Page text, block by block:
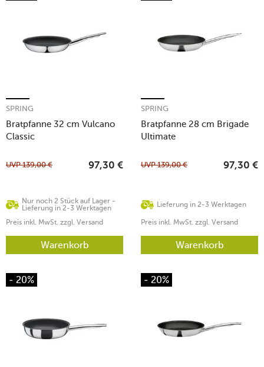
Bratpfanne 32 cm Vulcano
Classic
SPRING
Nur noch 2 Stück auf Lager -
Lieferung in 2-3 Werktagen
UVP139,00 € 97,30 €
Preis inkl. MwSt. zzgl. Versand
Warenkorb
Bratpfanne 28 cm Brigade
Ultimate
SPRING
Lieferung in 2-3 Werktagen
UVP139,00 € 97,30 €
Preis inkl. MwSt. zzgl. Versand
Warenkorb
- 20% - 20%